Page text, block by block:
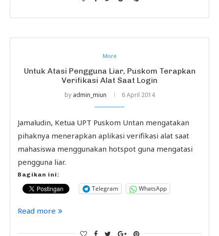
More
Untuk Atasi Pengguna Liar, Puskom Terapkan
Verifikasi Alat Saat Login
by admin_miun 6 April 2014
Jamaludin, Ketua UPT Puskom Untan mengatakan
pihaknya menerapkan aplikasi verifikasi alat saat
mahasiswa menggunakan hotspot guna mengatasi
pengguna liar.
Bagikan ini:
Telegram WhatsApp
Read more